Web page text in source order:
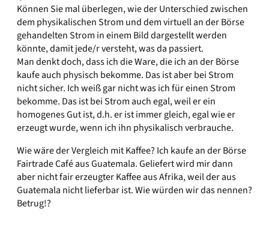
Können Sie mal überlegen, wie der Unterschied zwischen
dem physikalischen Strom und dem virtuell an der Börse
gehandelten Strom in einem Bild dargestellt werden
könnte, damit jede/r versteht, was da passiert.
Man denkt doch, dass ich die Ware, die ich an der Börse
kaufe auch physisch bekomme. Das ist aber bei Strom
nicht sicher. Ich weiß gar nicht was ich für einen Strom
bekomme. Das ist bei Strom auch egal, weil er ein
homogenes Gut ist, d.h. er ist immer gleich, egal wie er
erzeugt wurde, wenn ich ihn physikalisch verbrauche.
Wie wäre der Vergleich mit Kaffee? Ich kaufe an der Börse
Fairtrade Café aus Guatemala. Geliefert wird mir dann
aber nicht fair erzeugter Kaffee aus Afrika, weil der aus
Guatemala nicht lieferbar ist. Wie würden wir das nennen?
Betrug!?